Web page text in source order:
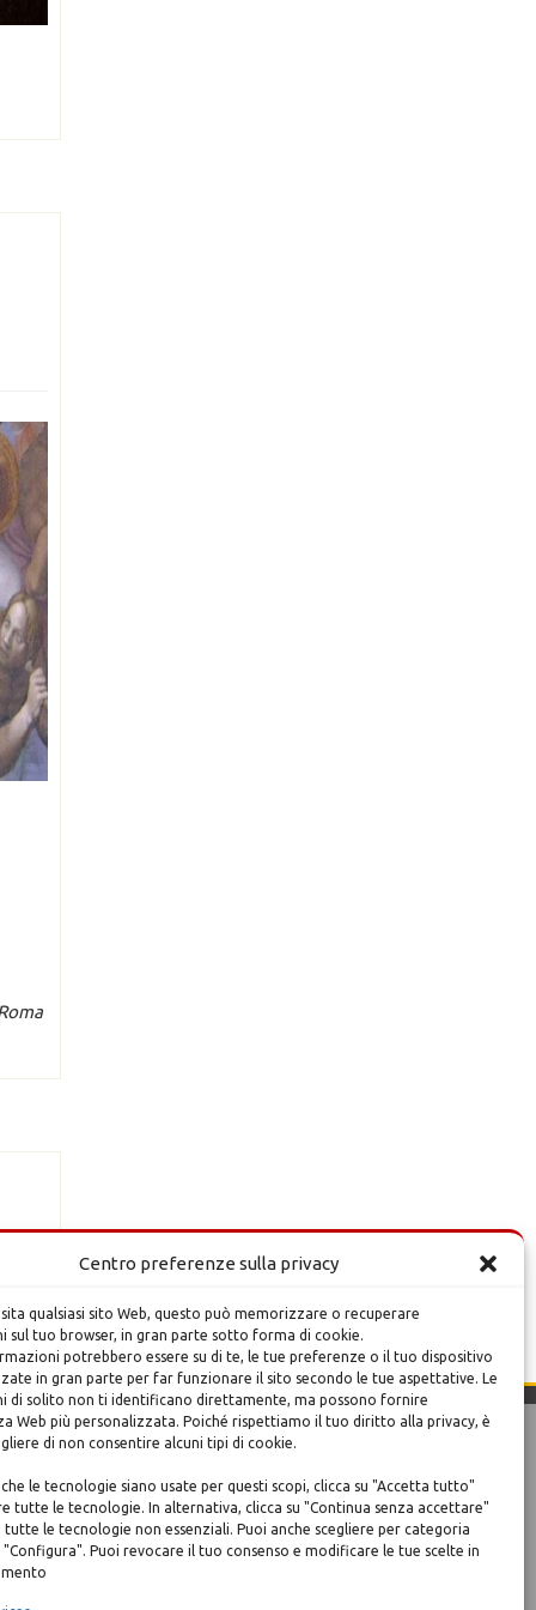
Centro preferenze sulla privacy
qualsiasi sito Web, questo può memorizzare o recuperare
sul tuo browser, in gran parte sotto forma di cookie.
potrebbero essere su di te, le tue preferenze o il tuo dispositivo
in gran parte per far funzionare il sito secondo le tue aspettative. Le
di solito non ti identificano direttamente, ma possono fornire
Web più personalizzata. Poiché rispettiamo il tuo diritto alla privacy, è
di non consentire alcuni tipi di cookie.
le tecnologie siano usate per questi scopi, clicca su "Accetta tutto"
tutte le tecnologie. In alternativa, clicca su "Continua senza accettare"
le tecnologie non essenziali. Puoi anche scegliere per categoria
"Configura". Puoi revocare il tuo consenso e modificare le tue scelte in
6
Design e sviluppo :Mediaera srl